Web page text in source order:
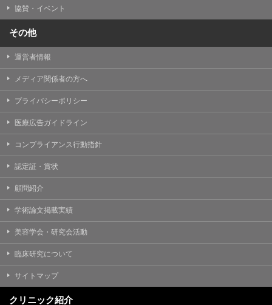
協賛・イベント
その他
運営者情報
メディア関係者の方へ
プライバシーポリシー
医療広告ガイドライン
コンプライアンス行動指針
認定証・賞状
顧問紹介
学術論文掲載実績
美容学会・研究会活動
臨床研究について
サイトマップ
クリニック紹介